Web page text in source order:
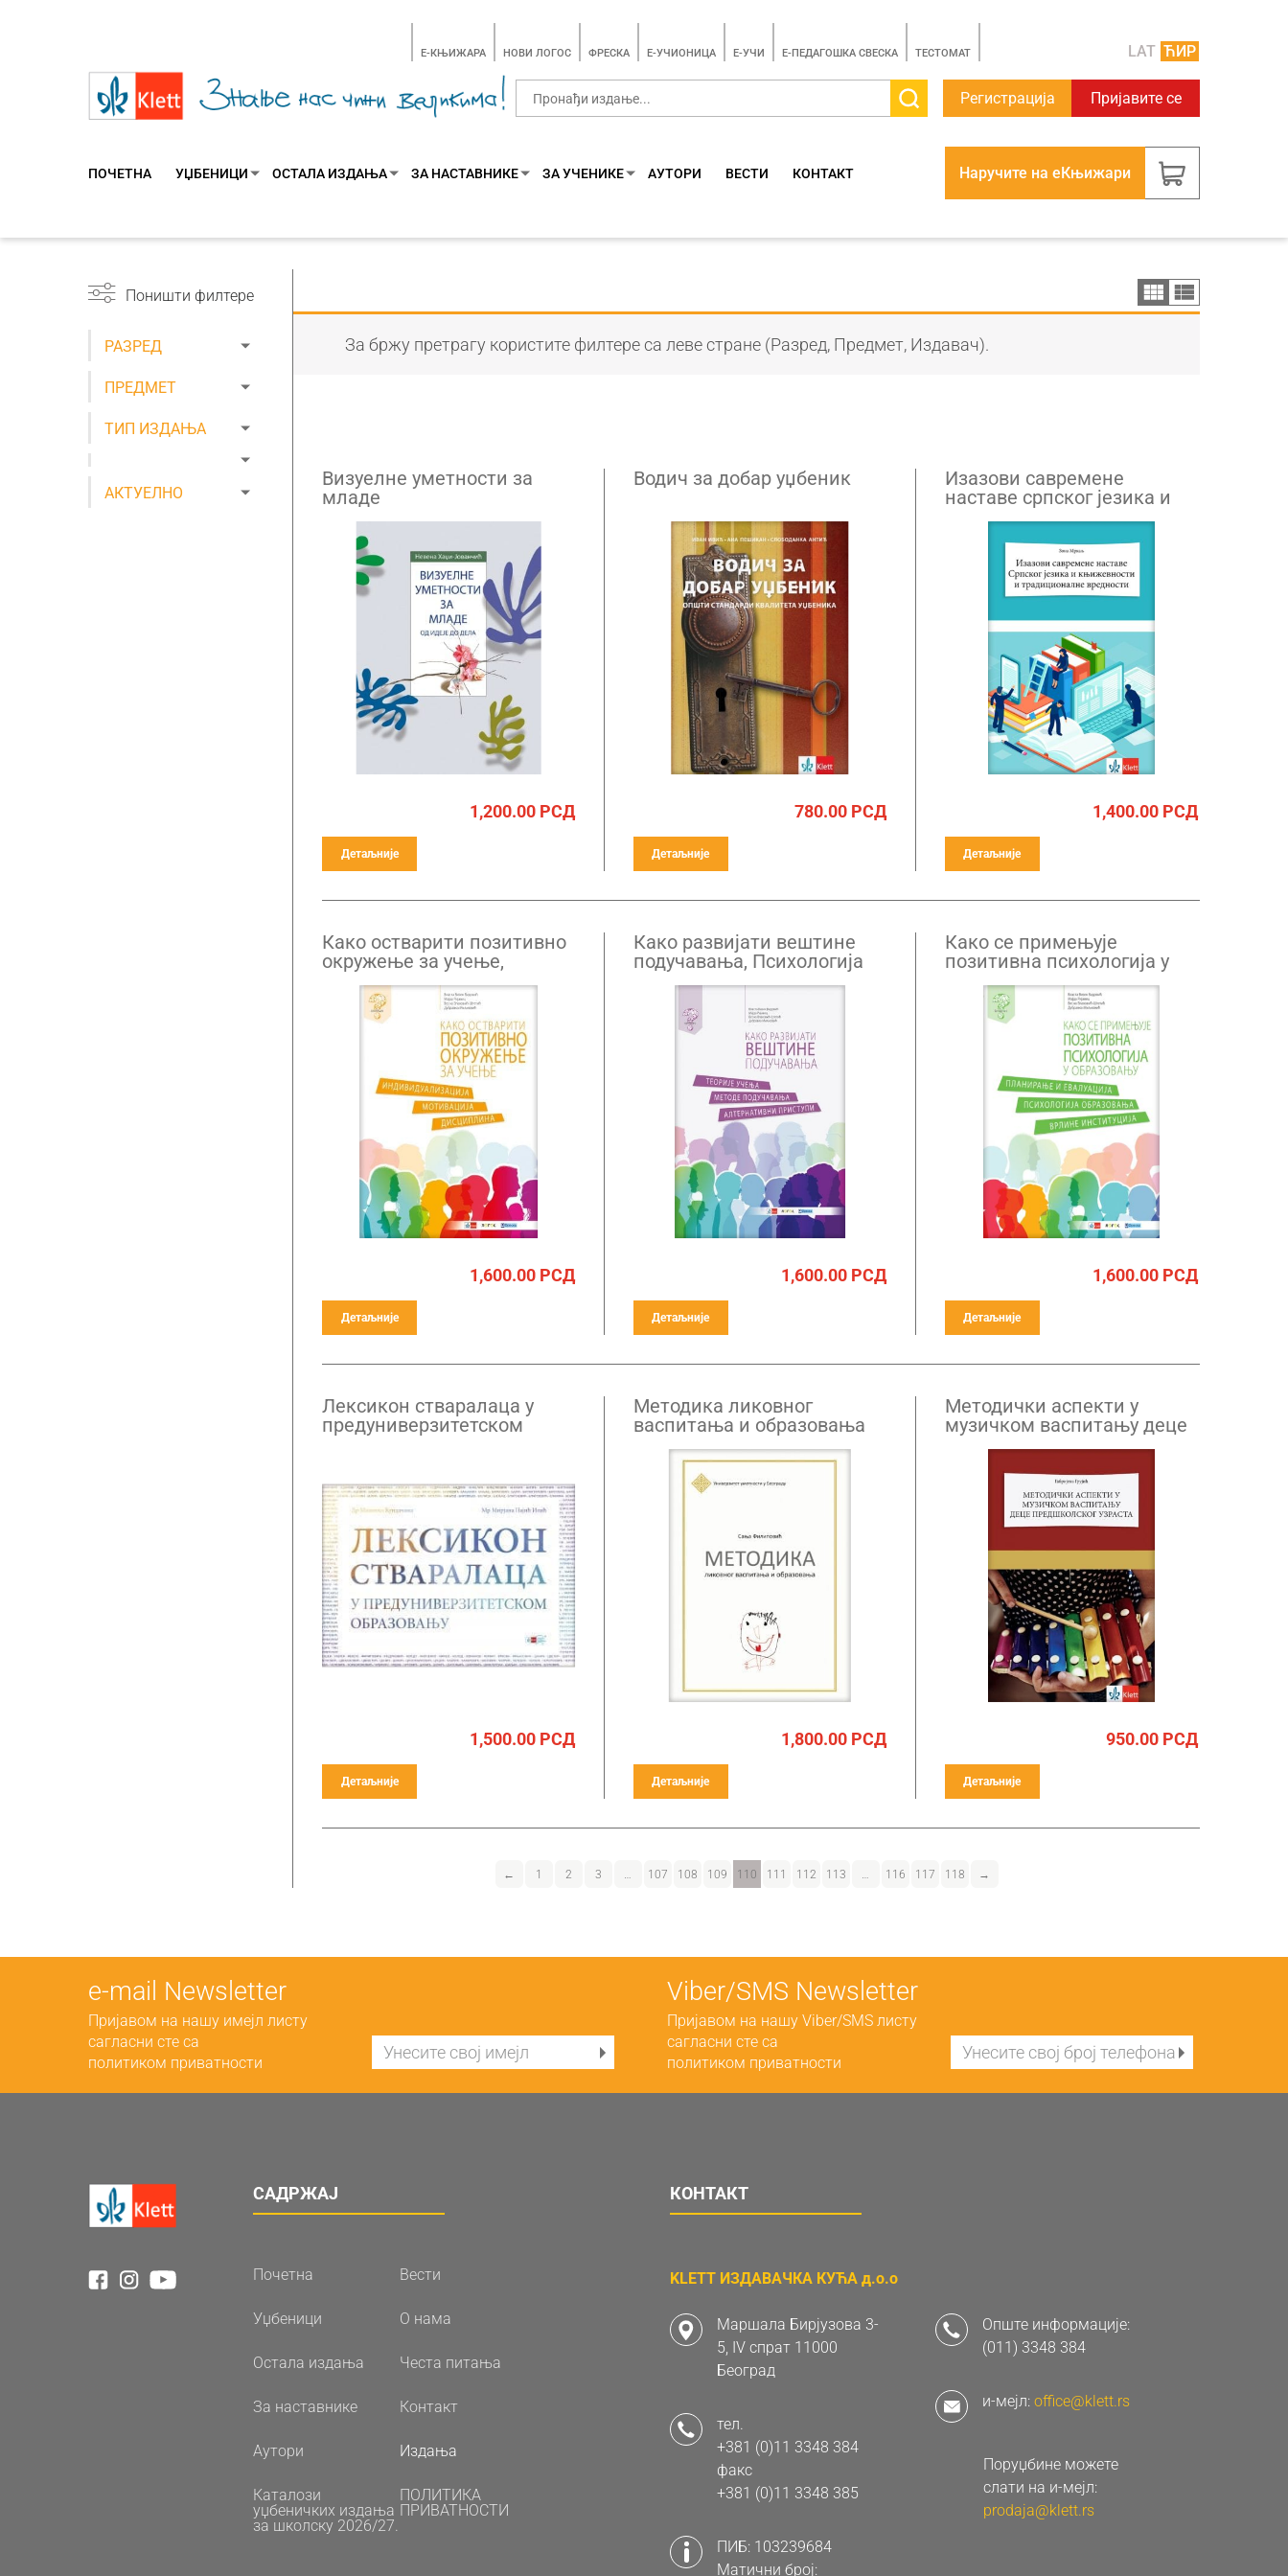
E-КЊИЖАРА НОВИ ЛОГОС ФРЕСКА E-УЧИОНИЦА E-УЧИ Е-ПЕДАГОШКА СВЕСКА TЕСТОМАТ LAT ЋИР
Регистрација Пријавите се
ПОЧЕТНА УЏБЕНИЦИ ОСТАЛА ИЗДАЊА ЗА НАСТАВНИКЕ ЗА УЧЕНИКЕ АУТОРИ ВЕСТИ КОНТАКТ Наручите на еКњижари
Поништи филтере
РАЗРЕД
ПРЕДМЕТ
ТИП ИЗДАЊА
АКТУЕЛНО
За бржу претрагу користите филтере са леве стране (Разред, Предмет, Издавач).
Визуелне уметности за
младе
1,200.00РСД
Детаљније
Водич за добар уџбеник
780.00РСД
Детаљније
Изазови савремене
наставе српског језика и
књижевности и
традиционалне вредности
1,400.00РСД
Детаљније
Како остварити позитивно
окружење за учење,
Психологија образовања
1,600.00РСД
Детаљније
Како развијати вештине
подучавања, Психологија
образовања
1,600.00РСД
Детаљније
Како се примењује
позитивна психологија у
образовању, Психологија
образовања
1,600.00РСД
Детаљније
Лексикон стваралаца у
предуниверзитетском
1,500.00РСД
Детаљније
Методика ликовног
васпитања и образовања
1,800.00РСД
Детаљније
Методички аспекти у
музичком васпитању деце
предшколског узраста
950.00РСД
Детаљније
← 1 2 3 … 107 108 109 110 111 112 113 … 116 117 118 →
е-mail Newsletter
Пријавом на нашу имејл листу
сагласни сте са
политиком приватности
Viber/SMS Newsletter
Пријавом на нашу Viber/SMS листу
сагласни сте са
политиком приватности
САДРЖАЈ
Почетна Вести
Уџбеници О нама
Остала издања Честа питања
За наставнике Контакт
Аутори Издања
Каталози
уџбеничких издања
за школску 2026/27.
ПОЛИТИКА
ПРИВАТНОСТИ
КОНТАКТ
KLETT ИЗДАВАЧКА КУЋА д.о.о
Маршала Бирјузова 3-
5, IV спрат 11000
Београд
тел.
+381 (0)11 3348 384
факс
+381 (0)11 3348 385
ПИБ: 103239684
Матични број:
Опште информације:
(011) 3348 384
и-мејл: office@klett.rs
Поруџбине можете
слати на и-мејл:
prodaja@klett.rs